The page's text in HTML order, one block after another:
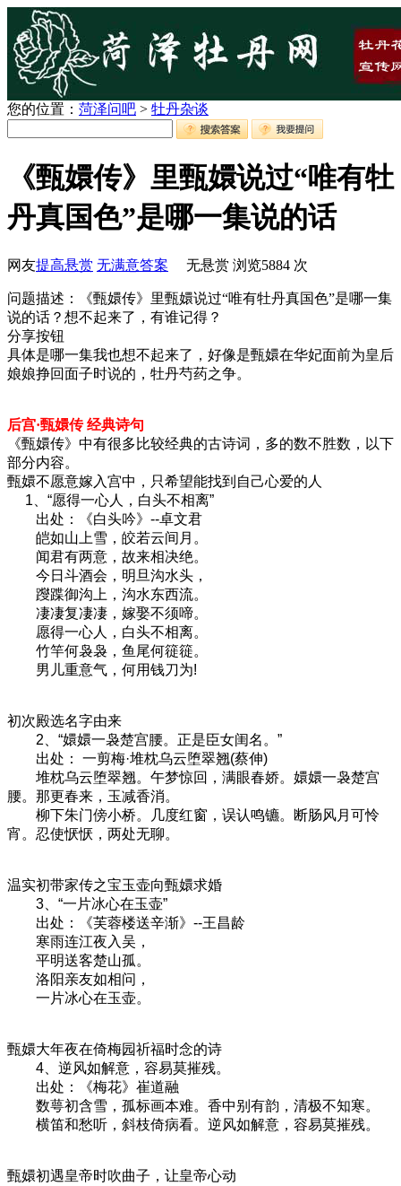
您的位置： 菏泽问吧 > 牡丹杂谈
《甄嬛传》里甄嬛说过“唯有牡
丹真国色”是哪一集说的话
网友提高悬赏 无满意答案 无悬赏 浏览5884 次
问题描述：《甄嬛传》里甄嬛说过“唯有牡丹真国色”是哪一集
说的话？想不起来了，有谁记得？
分享按钮
具体是哪一集我也想不起来了，好像是甄嬛在华妃面前为皇后
娘娘挣回面子时说的，牡丹芍药之争。
后宫·甄嬛传 经典诗句
《甄嬛传》中有很多比较经典的古诗词，多的数不胜数，以下
部分内容。
甄嬛不愿意嫁入宫中，只希望能找到自己心爱的人
1、“愿得一心人，白头不相离”
出处：《白头吟》--卓文君
皑如山上雪，皎若云间月。
闻君有两意，故来相决绝。
今日斗酒会，明旦沟水头，
躞蹀御沟上，沟水东西流。
凄凄复凄凄，嫁娶不须啼。
愿得一心人，白头不相离。
竹竿何袅袅，鱼尾何簁簁。
男儿重意气，何用钱刀为!
初次殿选名字由来
2、“嬛嬛一袅楚宫腰。正是臣女闺名。”
出处： 一剪梅·堆枕乌云堕翠翘(蔡伸)
堆枕乌云堕翠翘。午梦惊回，满眼春娇。嬛嬛一袅楚宫
腰。那更春来，玉减香消。
柳下朱门傍小桥。几度红窗，误认鸣镳。断肠风月可怜
宵。忍使恹恹，两处无聊。
温实初带家传之宝玉壶向甄嬛求婚
3、“一片冰心在玉壶”
出处：《芙蓉楼送辛渐》--王昌龄
寒雨连江夜入吴，
平明送客楚山孤。
洛阳亲友如相问，
一片冰心在玉壶。
甄嬛大年夜在倚梅园祈福时念的诗
4、逆风如解意，容易莫摧残。
出处：《梅花》崔道融
数萼初含雪，孤标画本难。香中别有韵，清极不知寒。
横笛和愁听，斜枝倚病看。逆风如解意，容易莫摧残。
甄嬛初遇皇帝时吹曲子，让皇帝心动